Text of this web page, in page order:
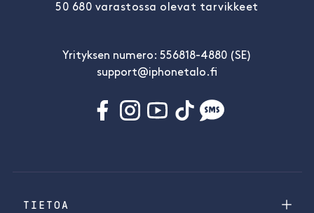
50 680 varastossa olevat tarvikkeet
Yrityksen numero: 556818-4880 (SE)
support@iphonetalo.fi
TIETOA